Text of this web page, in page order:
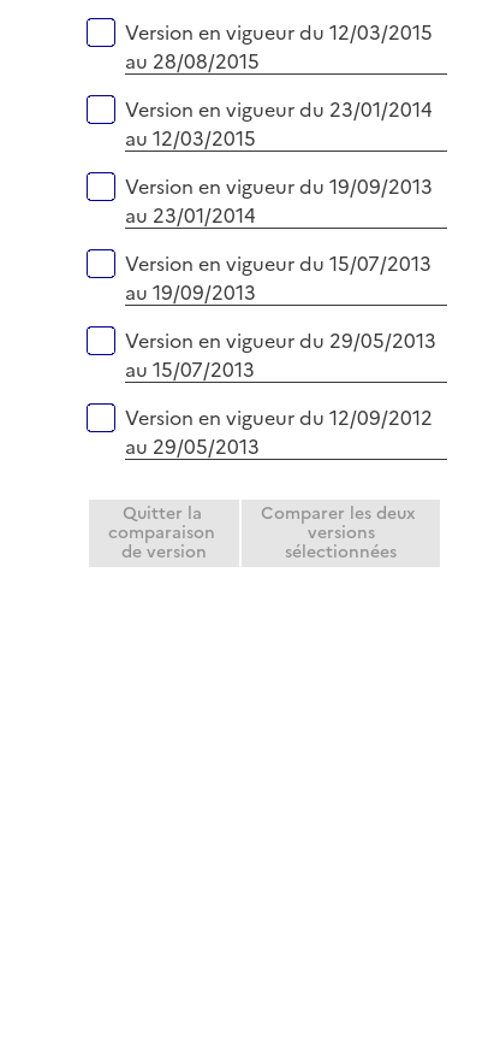
Version en vigueur du 12/03/2015
au 28/08/2015
Version en vigueur du 23/01/2014
au 12/03/2015
Version en vigueur du 19/09/2013
au 23/01/2014
Version en vigueur du 15/07/2013
au 19/09/2013
Version en vigueur du 29/05/2013
au 15/07/2013
Version en vigueur du 12/09/2012
au 29/05/2013
Quitter la
comparaison
de version
Comparer les deux
versions
sélectionnées